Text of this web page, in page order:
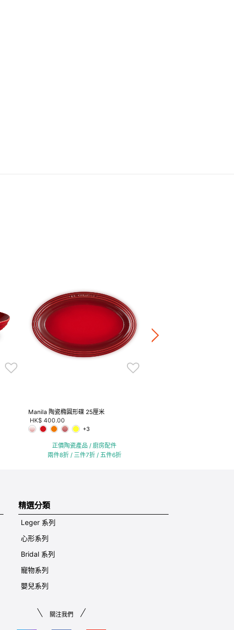
Manila 陶瓷橢圓形碟 25厘米
HK$ 400.00
+3
正價陶瓷產品 / 廚房配件
兩件8折 / 三件7折 / 五件6折
精選分類
Leger 系列
心形系列
Bridal 系列
寵物系列
嬰兒系列
關注我們